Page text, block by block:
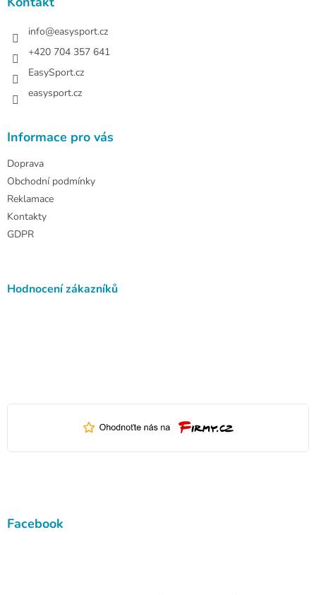
info@easysport.cz
+420 704 357 641
EasySport.cz
easysport.cz
Informace pro vás
Doprava
Obchodní podmínky
Reklamace
Kontakty
GDPR
Hodnocení zákazníků
Facebook